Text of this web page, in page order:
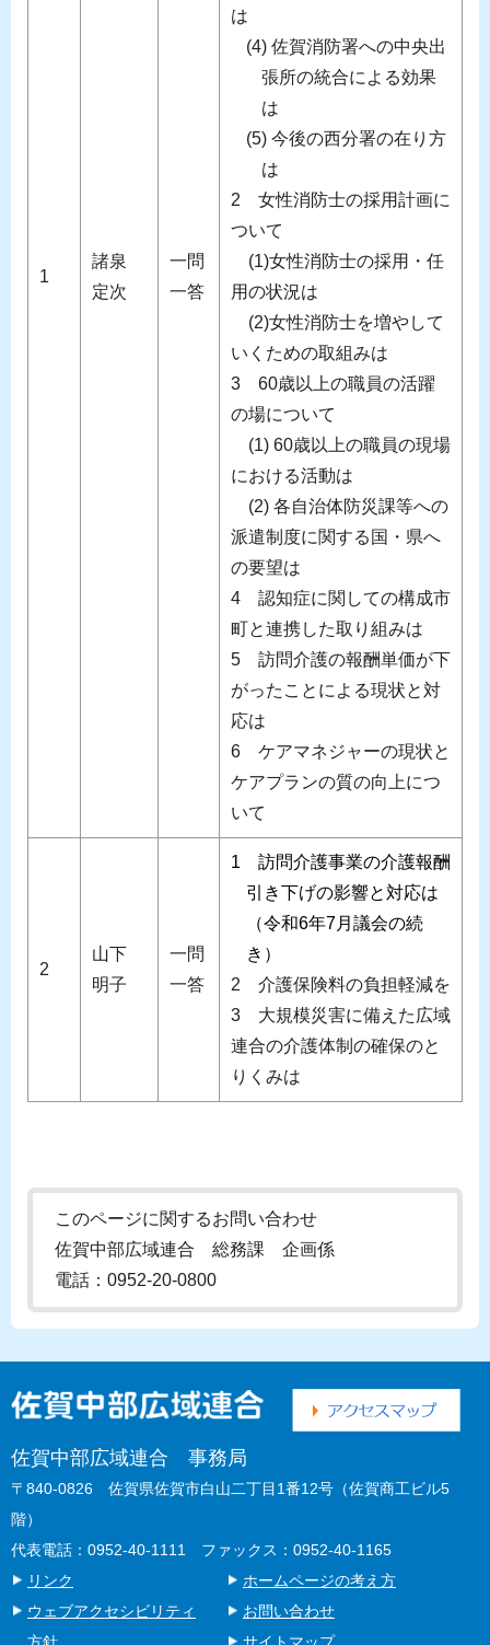
1
諸泉
定次
一問
一答
は
(4) 佐賀消防署への中央出
張所の統合による効果
は
(5) 今後の西分署の在り方
は
2 女性消防士の採用計画に
ついて
(1)女性消防士の採用・任
用の状況は
(2)女性消防士を増やして
いくための取組みは
3 60歳以上の職員の活躍
の場について
(1) 60歳以上の職員の現場
における活動は
(2) 各自治体防災課等への
派遣制度に関する国・県へ
の要望は
4 認知症に関しての構成市
町と連携した取り組みは
5 訪問介護の報酬単価が下
がったことによる現状と対
応は
6 ケアマネジャーの現状と
ケアプランの質の向上につ
いて
2
山下
明子
一問
一答
1 訪問介護事業の介護報酬
引き下げの影響と対応は
（令和6年7月議会の続
き）
2 介護保険料の負担軽減を
3 大規模災害に備えた広域
連合の介護体制の確保のと
りくみは
このページに関するお問い合わせ
佐賀中部広域連合 総務課 企画係
電話：0952-20-0800
佐賀中部広域連合 事務局
〒840-0826 佐賀県佐賀市白山二丁目1番12号（佐賀商工ビル5
階）
代表電話：0952-40-1111 ファックス：0952-40-1165
リンク
ホームページの考え方
ウェブアクセシビリティ
お問い合わせ